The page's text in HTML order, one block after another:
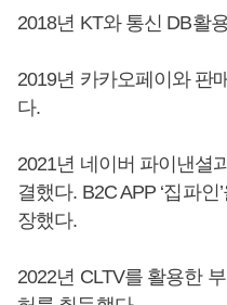
2018년 KT와 통신 DB활
2019년 카카오페이와 판
다.
2021년 네이버 파이낸셜
결했다. B2C APP ‘집파
장했다.
2022년 CLTV를 활용한